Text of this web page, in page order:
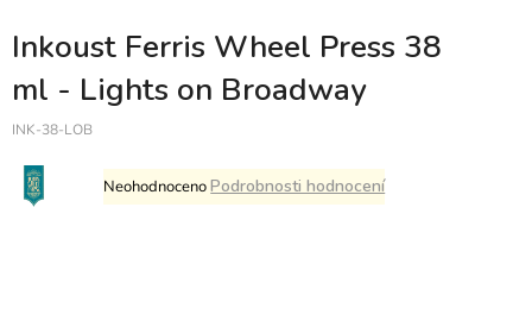
Inkoust Ferris Wheel Press 38
ml - Lights on Broadway
INK-38-LOB
Průměrné
hodnocení
NeohodnocenoPodrobnosti hodnocení